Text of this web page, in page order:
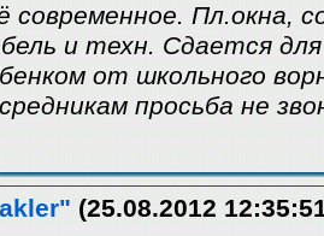
современное. Пл.окна,
и техн. Сдается
от школьного
просьба не
(25.08.2012